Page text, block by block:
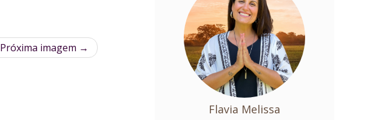
Próxima imagem →
Flavia Melissa